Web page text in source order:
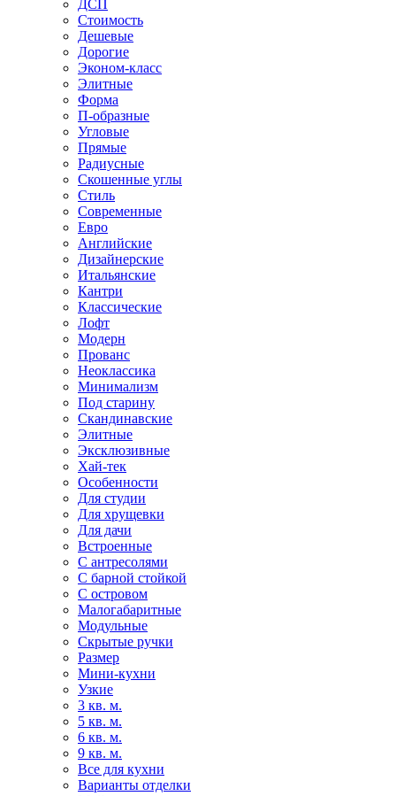
ДСП
Стоимость
Дешевые
Дорогие
Эконом-класс
Элитные
Форма
П-образные
Угловые
Прямые
Радиусные
Скошенные углы
Стиль
Современные
Евро
Английские
Дизайнерские
Итальянские
Кантри
Классические
Лофт
Модерн
Прованс
Неоклассика
Минимализм
Под старину
Скандинавские
Элитные
Эксклюзивные
Хай-тек
Особенности
Для студии
Для хрущевки
Для дачи
Встроенные
С антресолями
С барной стойкой
С островом
Малогабаритные
Модульные
Скрытые ручки
Размер
Мини-кухни
Узкие
3 кв. м.
5 кв. м.
6 кв. м.
9 кв. м.
Все для кухни
Варианты отделки